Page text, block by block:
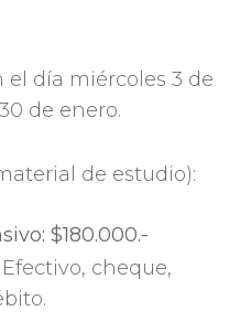
el día miércoles 3 de
de enero.
de estudio):
$180.000.-
cheque,